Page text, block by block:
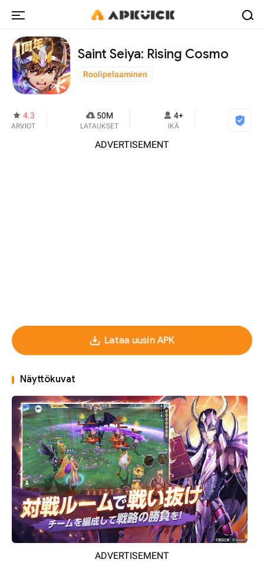
Saint Seiya: Rising Cosmo
Roolipelaaminen
4.3
ARVIOT
50M
LATAUKSET
4+
IKÄ
ADVERTISEMENT
Lataa uusin APK
Näyttökuvat
ADVERTISEMENT